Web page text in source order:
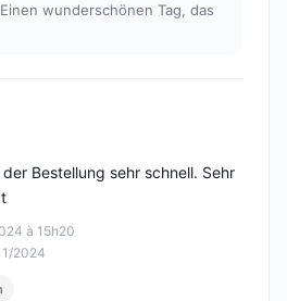
wunderschönen Tag, das
à 15h20
2024
Bestellung sehr schnell. Sehr